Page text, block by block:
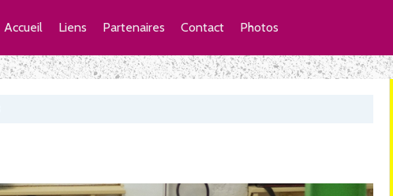
Accueil Liens Partenaires Contact Photos